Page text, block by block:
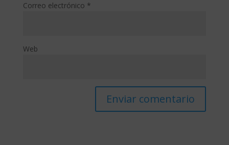
Correo electrónico *
Web